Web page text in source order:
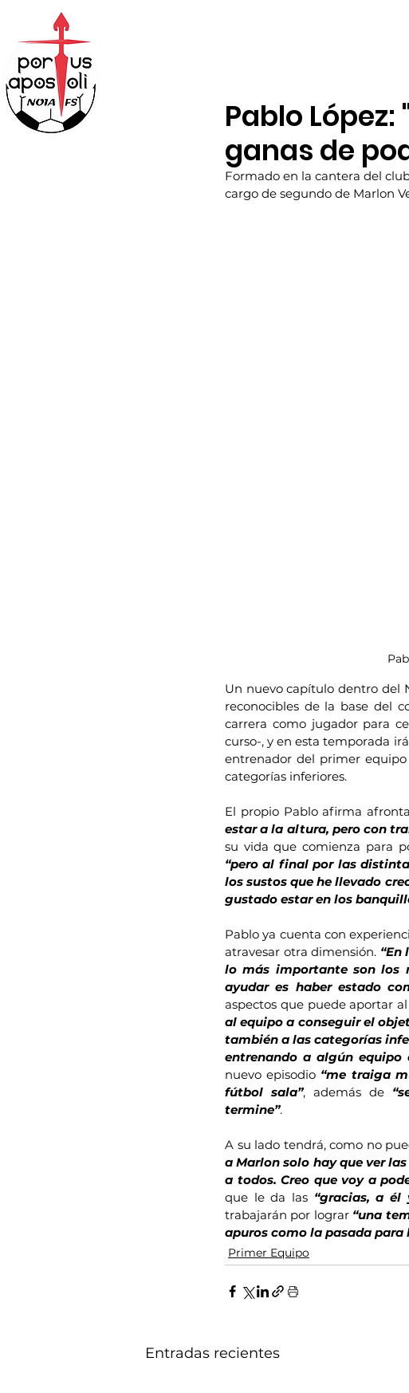
Pablo
ganas de
Formado en la cantera del
cargo de segundo de Marlon
Un nuevo capítulo dentro del
reconocibles de la base del
carrera como jugador para
curso-, y en esta temporada
entrenador del primer
categorías inferiores.
El propio Pablo afirma
estar a la altura, pero con
su vida que comienza para
“pero al final por las
los sustos que he llevado
gustado estar en los
Pablo ya cuenta con
atravesar otra dimensión. “En
lo más importante son los
ayudar es haber estado
aspectos que puede aportar
al equipo a conseguir el
también a las categorías
entrenando a algún equipo
nuevo episodio “me traiga
fútbol sala”, además de
termine”.
A su lado tendrá, como no
a Marlon solo hay que ver
a todos. Creo que voy a
que le da las “gracias, a
trabajarán por lograr “una
apuros como la pasada
Primer Equipo
Entradas recientes